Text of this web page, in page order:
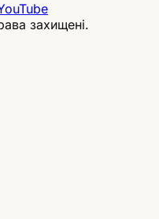
захищені.